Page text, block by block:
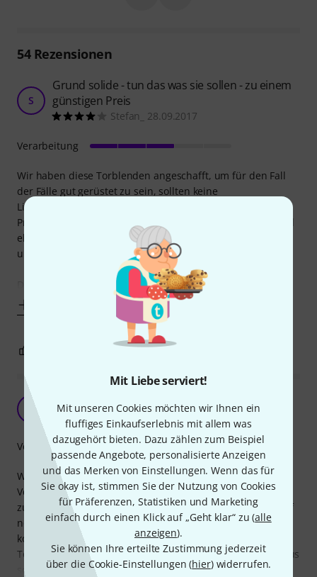
Mit Liebe serviert!
Mit unseren Cookies möchten wir Ihnen ein
fluffiges Einkaufserlebnis mit allem was
dazugehört bieten. Dazu zählen zum Beispiel
passende Angebote, personalisierte Anzeigen
und das Merken von Einstellungen. Wenn das für
Sie okay ist, stimmen Sie der Nutzung von Cookies
für Präferenzen, Statistiken und Marketing
einfach durch einen Klick auf „Geht klar“ zu (alle
anzeigen).
Sie können Ihre erteilte Zustimmung jederzeit
über die Cookie-Einstellungen (hier) widerrufen.
54Rezensionen
S
Grund solide - tun das was sie sollen - zu einem
günstigen Preis
Stefan_ 28.09.2017
Wir haben diese Torblenden angeschafft, um für den Fall
der Fälle gut gerüstet zu sein, sollten keine
Linsenscheinwerfer zur Verfügung stehen.
Prinzipiell grund solide und tun das was sie sollen, um mal
eben den Lichtkegel von PAR Scheinwerfern zu korrigieren
und dafür sind sie voll ausreichend.
Das Blech ist zwar recht dünn aber macht dennoch keinen
Verarbeitung
BEWERTUNG MELDEN
Schick, leicht, professionell?
Sebastian982 25.09.2012
Wer kennt es nicht: für die kommende (kleine)
Veranstaltung hat man gerade keine Linsen-Scheinwerfer
zur Verfügung und muss wohl oder übel fürs Frontlicht auf
normale PAR64 zurückgreifen. Um den Lichtkegel besser
kontrollieren zu können, habe ich mir hierfür die
Torblenden von Stairville bestellt. Erster Eindruck: Durchaus
solide. Zwar ist das Blech relativ dünn, aber
Verarbeitung